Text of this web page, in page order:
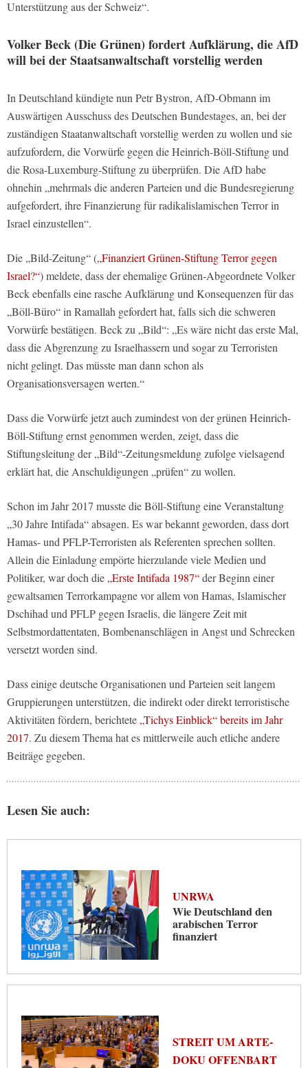
Unterstützung aus der Schweiz“.
Volker Beck (Die Grünen) fordert Aufklärung, die AfD
will bei der Staatsanwaltschaft vorstellig werden
In Deutschland kündigte nun Petr Bystron, AfD-Obmann im
Auswärtigen Ausschuss des Deutschen Bundestages, an, bei der
zuständigen Staatanwaltschaft vorstellig werden zu wollen und sie
aufzufordern, die Vorwürfe gegen die Heinrich-Böll-Stiftung und
die Rosa-Luxemburg-Stiftung zu überprüfen. Die AfD habe
ohnehin „mehrmals die anderen Parteien und die Bundesregierung
aufgefordert, ihre Finanzierung für radikalislamischen Terror in
Israel einzustellen“.
Die „Bild-Zeitung“ („Finanziert Grünen-Stiftung Terror gegen
Israel?“) meldete, dass der ehemalige Grünen-Abgeordnete Volker
Beck ebenfalls eine rasche Aufklärung und Konsequenzen für das
„Böll-Büro“ in Ramallah gefordert hat, falls sich die schweren
Vorwürfe bestätigen. Beck zu „Bild“: „Es wäre nicht das erste Mal,
dass die Abgrenzung zu Israelhassern und sogar zu Terroristen
nicht gelingt. Das müsste man dann schon als
Organisationsversagen werten.“
Dass die Vorwürfe jetzt auch zumindest von der grünen Heinrich-
Böll-Stiftung ernst genommen werden, zeigt, dass die
Stiftungsleitung der „Bild“-Zeitungsmeldung zufolge vielsagend
erklärt hat, die Anschuldigungen „prüfen“ zu wollen.
Schon im Jahr 2017 musste die Böll-Stiftung eine Veranstaltung
„30 Jahre Intifada“ absagen. Es war bekannt geworden, dass dort
Hamas- und PFLP-Terroristen als Referenten sprechen sollten.
Allein die Einladung empörte hierzulande viele Medien und
Politiker, war doch die„Erste Intifada 1987“der Beginn einer
gewaltsamen Terrorkampagne vor allem von Hamas, Islamischer
Dschihad und PFLP gegen Israelis, die längere Zeit mit
Selbstmordattentaten, Bombenanschlägen in Angst und Schrecken
versetzt worden sind.
Dass einige deutsche Organisationen und Parteien seit langem
Gruppierungen unterstützen, die indirekt oder direkt terroristische
Aktivitäten fördern, berichtete„Tichys Einblick“ bereits im Jahr
2017. Zu diesem Thema hat es mittlerweile auch etliche andere
Beiträge gegeben.
Lesen Sie auch:
UNRWA
Wie Deutschland den
arabischen Terror
finanziert
STREIT UM ARTE-
DOKU OFFENBART